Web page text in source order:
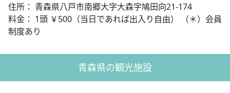
住所： 青森県八戸市南郷大字大森字鳩田向21-174
料金： 1頭 ￥500（当日であれば出入り自由） （＊）会員
制度あり
青森県の観光施設